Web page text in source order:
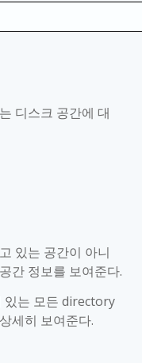
디스크 공간에 대
있는 공간이 아니
간 정보를 보여준다.
있는 모든 directory
세히 보여준다.